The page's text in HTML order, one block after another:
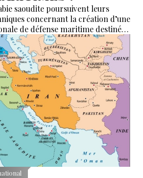
saoudite poursuivent leurs
concernant la création d’une
de défense maritime destinée
de la navigation en mer Rouge,
el-Mandeb et dans le golfe